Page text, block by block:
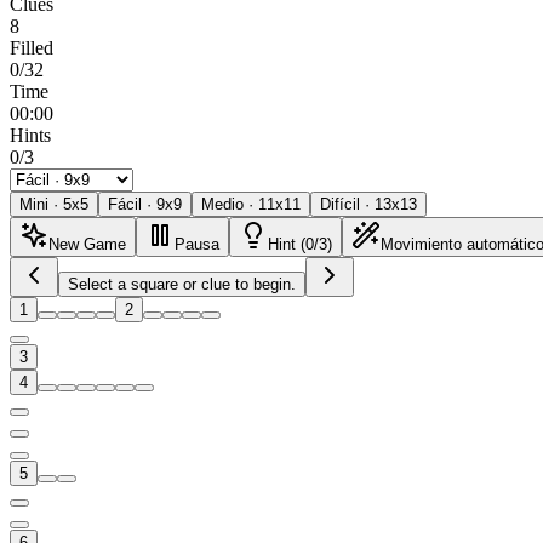
8
Filled
0/32
Time
00:00
Hints
0/3
Mini · 5x5 Fácil · 9x9 Medio · 11x11 Difícil · 13x13
New Game Pausa Hint (0/3) Movimiento automático
Select a square or clue to begin.
1
2
3
4
5